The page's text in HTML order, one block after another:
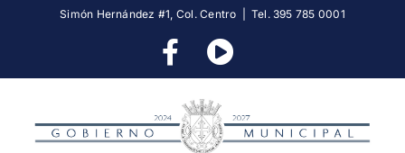
Simón Hernández #1, Col. Centro Tel. 395 785 0001
FacebookYouTube